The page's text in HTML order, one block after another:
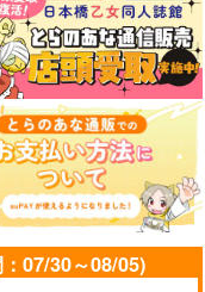
07/30～08/05)